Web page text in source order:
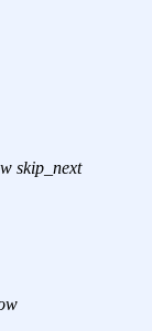
skip_next